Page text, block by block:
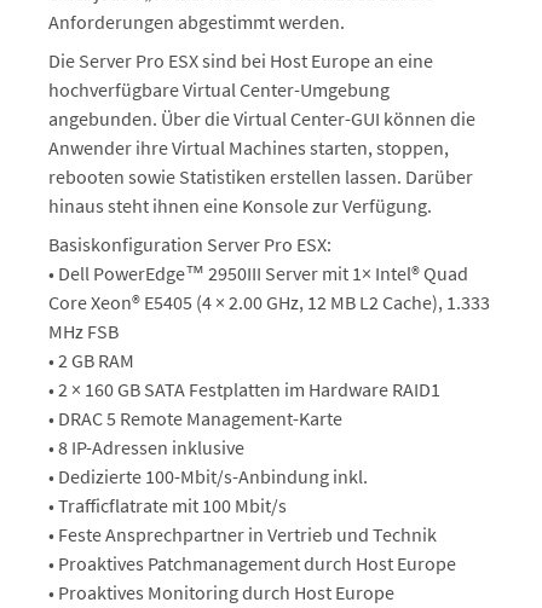
Anforderungen abgestimmt werden.
Die Server Pro ESX sind bei Host Europe an eine
hochverfügbare Virtual Center-Umgebung
angebunden. Über die Virtual Center-GUI können die
Anwender ihre Virtual Machines starten, stoppen,
rebooten sowie Statistiken erstellen lassen. Darüber
hinaus steht ihnen eine Konsole zur Verfügung.
Basiskonfiguration Server Pro ESX:
• Dell PowerEdge™ 2950III Server mit 1× Intel® Quad
Core Xeon® E5405 (4 × 2.00 GHz, 12 MB L2 Cache), 1.333
MHz FSB
• 2 GB RAM
• 2 × 160 GB SATA Festplatten im Hardware RAID1
• DRAC 5 Remote Management-Karte
• 8 IP-Adressen inklusive
• Dedizierte 100-Mbit/s-Anbindung inkl.
• Trafficflatrate mit 100 Mbit/s
• Feste Ansprechpartner in Vertrieb und Technik
• Proaktives Patchmanagement durch Host Europe
• Proaktives Monitoring durch Host Europe